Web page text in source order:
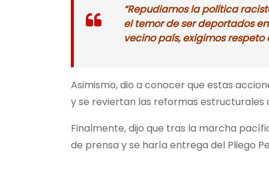
“Repudiamos la política
el temor de ser deportados
vecino país, exigimos
Asimismo, dio a conocer que estas
y se reviertan las reformas
Finalmente, dijo que tras la marcha
de prensa y se haría entrega del Pliego